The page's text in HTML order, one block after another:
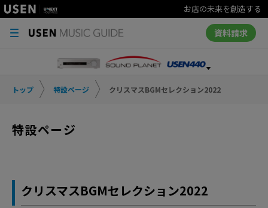
お店の未来を創造する
資料請求
トップ 特設ページ クリスマスBGMセレクション2022
特設ページ
クリスマスBGMセレクション2022